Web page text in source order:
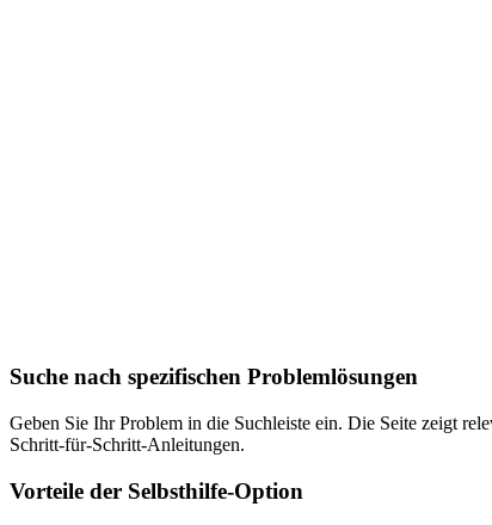
Suche nach spezifischen Problemlösungen
Geben Sie Ihr Problem in die Suchleiste ein. Die Seite zeigt
Schritt-für-Schritt-Anleitungen.
Vorteile der Selbsthilfe-Option